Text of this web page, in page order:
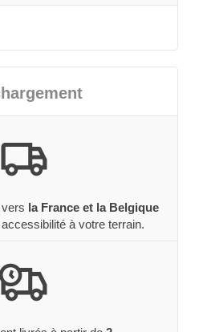
la France et la Belgique
à votre terrain.